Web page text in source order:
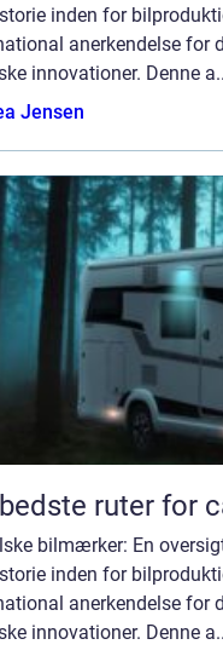
inden for
anerkendelse for
innovationer. Denne
Jensen
ruter for
bilmærker: En
inden for
anerkendelse for
innovationer. Denne